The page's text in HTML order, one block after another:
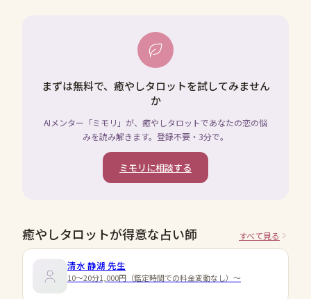
まずは無料で、癒やしタロットを試してみません
か
AIメンター「ミモリ」が、癒やしタロットであなたの恋の悩
みを読み解きます。登録不要・3分で。
ミモリに相談する
癒やしタロットが得意な占い師 すべて見る
清水 静湖 先生
10～20分1,000円（鑑定時間での料金変動なし）～